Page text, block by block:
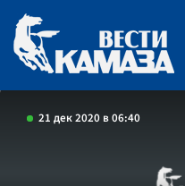
21 дек 2020 в 06:40